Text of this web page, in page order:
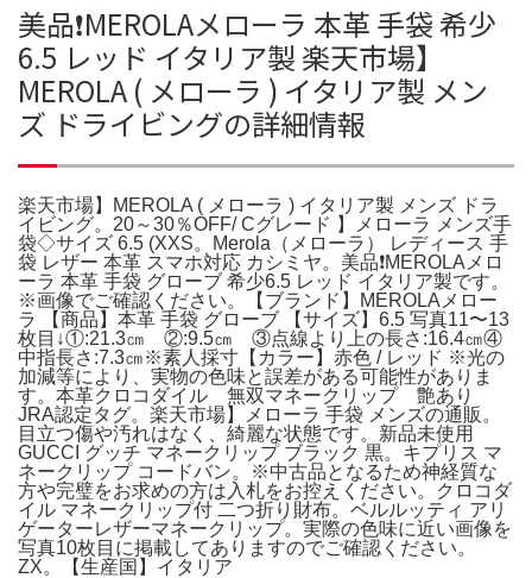
美品❗️MEROLAメローラ 本革 手袋 希少
6.5 レッド イタリア製 楽天市場】
MEROLA ( メローラ ) イタリア製 メン
ズ ドライビングの詳細情報
楽天市場】MEROLA ( メローラ ) イタリア製 メンズ ドラ
イビング。20～30％OFF/ Cグレード 】メローラ メンズ手
袋◇サイズ 6.5 (XXS。Merola（メローラ） レディース 手
袋 レザー 本革 スマホ対応 カシミヤ。美品❗️MEROLAメロ
ーラ 本革 手袋 グローブ 希少6.5 レッド イタリア製です。
※画像でご確認ください。【ブランド】MEROLAメロー
ラ 【商品】本革 手袋 グローブ 【サイズ】6.5 写真11〜13
枚目↓①:21.3㎝ ②:9.5㎝ ③点線より上の長さ:16.4㎝④
中指長さ:7.3㎝※素人採寸【カラー】赤色 / レッド ※光の
加減等により、実物の色味と誤差がある可能性がありま
す。本革クロコダイル 無双マネークリップ 艶あり
JRA認定タグ。楽天市場】メローラ 手袋 メンズの通販。
目立つ傷や汚れはなく、綺麗な状態です。新品未使用
GUCCI グッチ マネークリップ ブラック 黒。キプリス マ
ネークリップ コードバン。※中古品となるため神経質な
方や完璧をお求めの方は入札をお控えください。クロコダ
イル マネークリップ付 二つ折り財布。ベルルッティ アリ
ゲーターレザーマネークリップ。実際の色味に近い画像を
写真10枚目に掲載してありますのでご確認ください。
ZX。【生産国】イタリア